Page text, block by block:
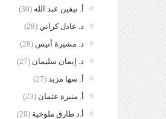
أ. نيفين عبد الله (30)
د. عادل كراني (28)
د. مشيرة أنيس (28)
د. إيمان سليمان (27)
أ. سها مزيد (27)
أ. منيرة عثمان (23)
أ.د طارق ملوخية (20)